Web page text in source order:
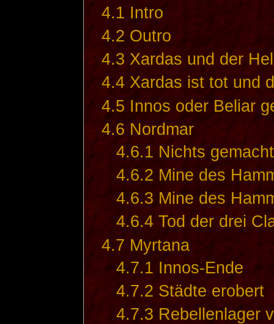
4.1 Intro
4.2 Outro
4.3 Xardas und der
4.4 Xardas ist tot und
4.5 Innos oder Beliar
4.6 Nordmar
4.6.1 Nichts gemacht
4.6.2 Mine des
4.6.3 Mine des
4.6.4 Tod der drei
4.7 Myrtana
4.7.1 Innos-Ende
4.7.2 Städte erobert
4.7.3 Rebellenlager